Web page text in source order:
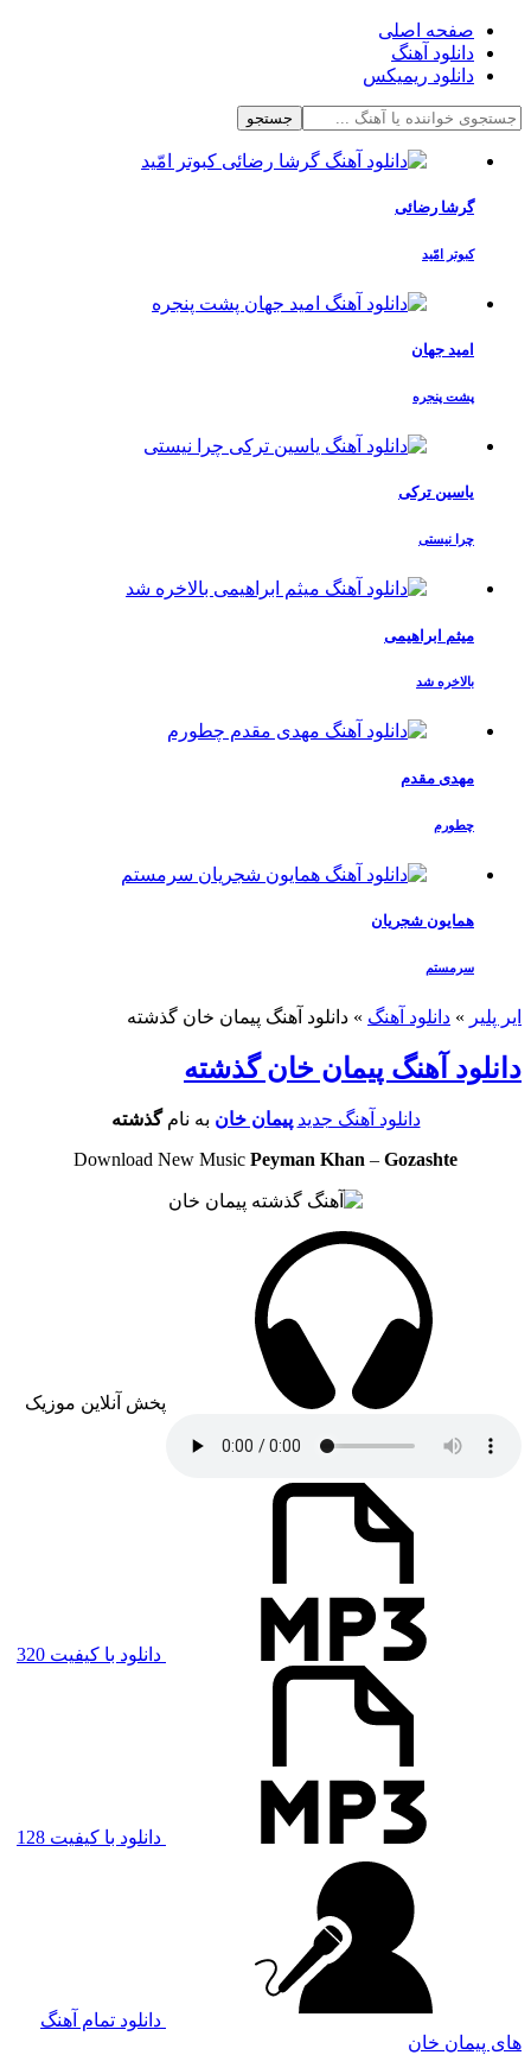
صفحه اصلی
دانلود آهنگ
دانلود ریمیکس
جستجو
گرشا رضائی
کبوتر امّید
امید جهان
پشت پنجره
یاسین ترکی
چرا نیستی
میثم ابراهیمی
بالاخره شد
مهدی مقدم
چطورم
همایون شجریان
سرمستم
ایر پلیر » دانلود آهنگ » دانلود آهنگ پیمان خان گذشته
دانلود آهنگ پیمان خان گذشته
دانلود آهنگ جدید پیمان خان به نامگذشته
Download New Music Peyman Khan – Gozashte
پخش آنلاین موزیک
دانلود با کیفیت 320
دانلود با کیفیت 128
دانلود تمام آهنگ
های پیمان خان